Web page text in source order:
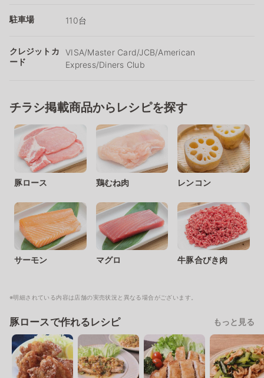
駐車場 110台
クレジットカ
ード
VISA/Master Card/JCB/American
Express/Diners Club
チラシ掲載商品からレシピを探す
豚ロース 鶏むね肉 レンコン
サーモン マグロ 牛豚合びき肉
※明細されている内容は店舗の実売状況と異なる場合がございます。
豚ロースで作れるレシピ もっと見る